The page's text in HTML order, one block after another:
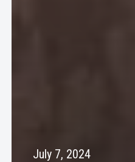
July 7, 2024